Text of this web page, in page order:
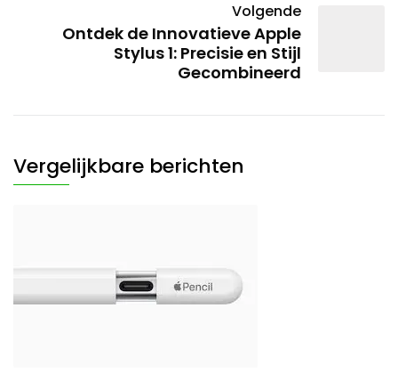
Volgende
Ontdek de Innovatieve Apple
Stylus 1: Precisie en Stijl
Gecombineerd
Vergelijkbare berichten